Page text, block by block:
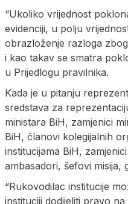
“Ukoliko vrijednost
evidenciji, u polju
obrazloženje razloga
i kao takav se smatra
u Prijedlogu pravilnika.
Kada je u pitanju
sredstava za
ministara BiH, zamjenici
BiH, članovi kolegijalnih
institucijama BiH,
ambasadori, šefovi misija,
“Rukovodilac institucije
instituciji dodijeliti pravo